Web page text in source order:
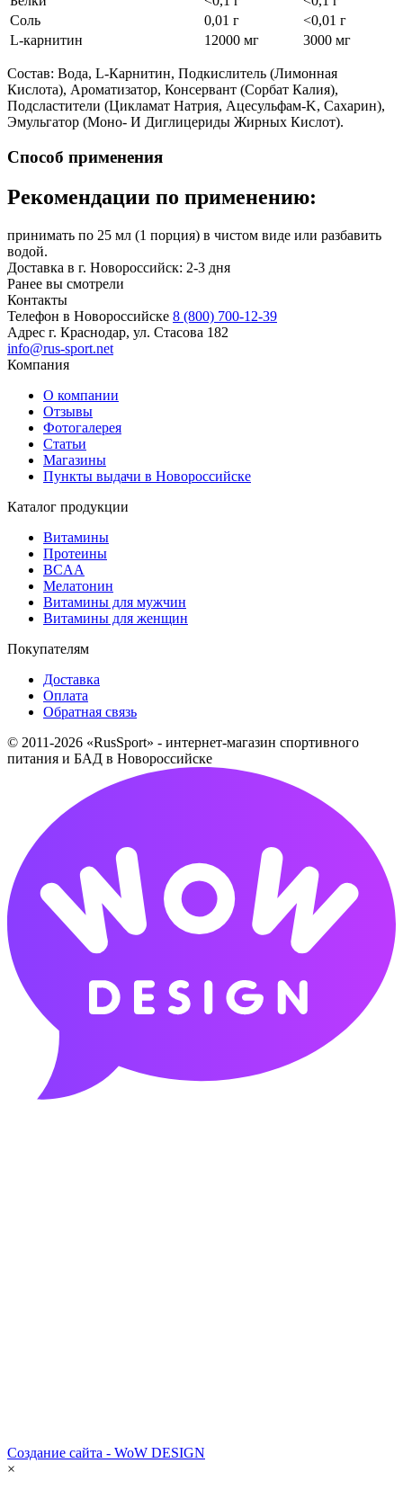
Соль
0,01 г
<0,01 г
L-карнитин
12000 мг 3000 мг
Состав: Вода, L-Карнитин, Подкислитель (Лимонная
Кислота), Ароматизатор, Консервант (Сорбат Калия),
Подсластители (Цикламат Натрия, Ацесульфам-K, Сахарин),
Эмульгатор (Моно- И Диглицериды Жирных Кислот).
Способ применения
Рекомендации по применению:
принимать по 25 мл (1 порция) в чистом виде или разбавить
водой.
Доставка в г. Новороссийск: 2-3 дня
Ранее вы смотрели
Контакты
Телефон в Новороссийске 8 (800) 700-12-39
Адрес г. Краснодар, ул. Стасова 182
info@rus-sport.net
Компания
О компании
Отзывы
Фотогалерея
Статьи
Магазины
Пункты выдачи в Новороссийске
Каталог продукции
Витамины
Протеины
BCAA
Мелатонин
Витамины для мужчин
Витамины для женщин
Покупателям
Доставка
Оплата
Обратная связь
© 2011-2026 «RusSport» - интернет-магазин спортивного
питания и БАД в Новороссийске
Создание сайта - WoW DESIGN
×